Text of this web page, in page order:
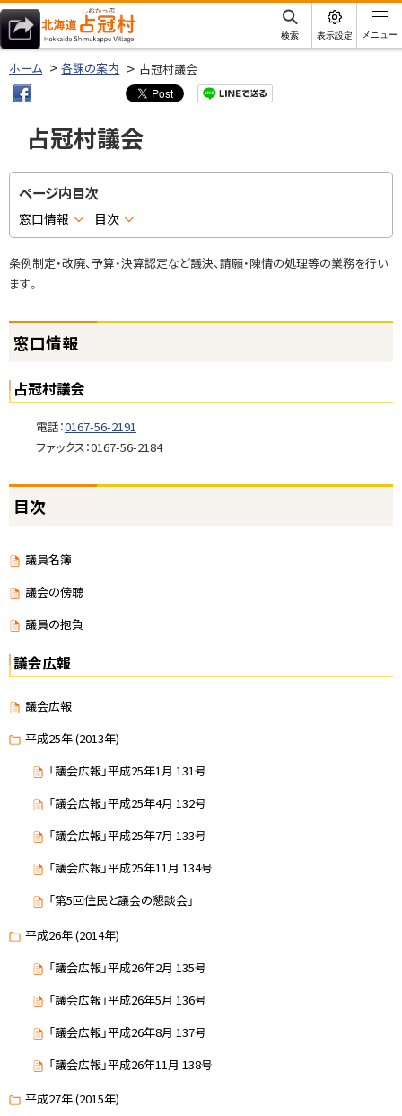
本
文
へ北海道占冠村
サ
イ
検索 表示設定 メニュー
ホーム 各課の案内 占冠村議会
占冠村議会
ページ内目次
窓口情報 目次
条例制定・改廃、予算・決算認定など議決、請願・陳情の処理等の業務を行い
ます。
窓口情報
占冠村議会
電話：0167-56-2191
ファックス：0167-56-2184
ッ
に
る
目次
議員名簿
議会の傍聴
議員の抱負
議会広報
議会広報
平成25年 (2013年)
「議会広報」平成25年1月 131号
「議会広報」平成25年4月 132号
「議会広報」平成25年7月 133号
「議会広報」平成25年11月 134号
「第5回住民と議会の懇談会」
平成26年 (2014年)
「議会広報」平成26年2月 135号
「議会広報」平成26年5月 136号
「議会広報」平成26年8月 137号
「議会広報」平成26年11月 138号
平成27年 (2015年)